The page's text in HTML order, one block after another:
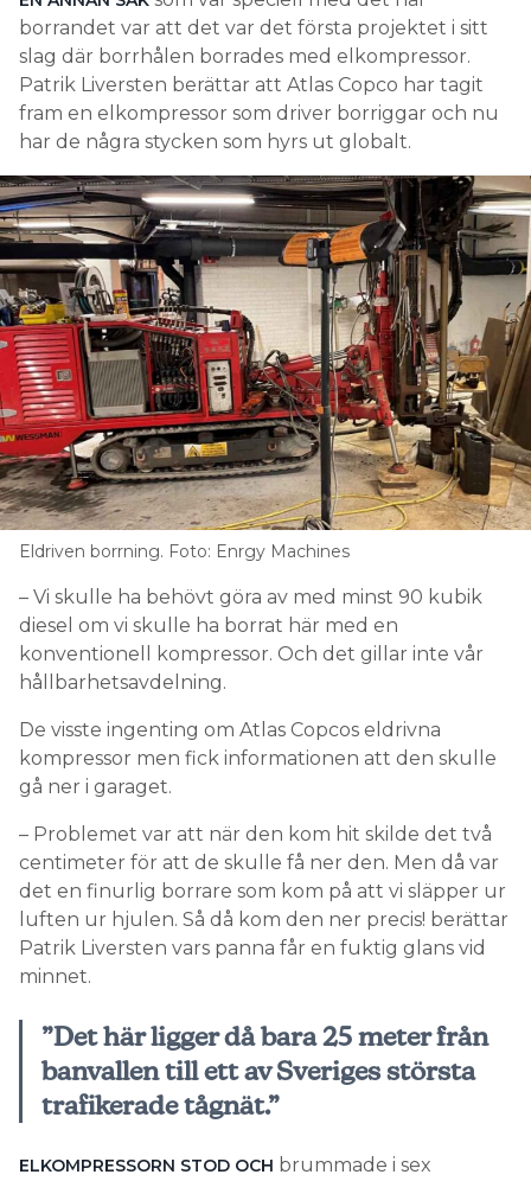
borrandet var att det var det första projektet i sitt
slag där borrhålen borrades med elkompressor.
Patrik Liversten berättar att Atlas Copco har tagit
fram en elkompressor som driver borriggar och nu
har de några stycken som hyrs ut globalt.
Eldriven borrning. Foto: Enrgy Machines
– Vi skulle ha behövt göra av med minst 90 kubik
diesel om vi skulle ha borrat här med en
konventionell kompressor. Och det gillar inte vår
hållbarhetsavdelning.
De visste ingenting om Atlas Copcos eldrivna
kompressor men fick informationen att den skulle
gå ner i garaget.
– Problemet var att när den kom hit skilde det två
centimeter för att de skulle få ner den. Men då var
det en finurlig borrare som kom på att vi släpper ur
luften ur hjulen. Så då kom den ner precis! berättar
Patrik Liversten vars panna får en fuktig glans vid
minnet.
”Det här ligger då bara 25 meter från
banvallen till ett av Sveriges största
trafikerade tågnät.”
ELKOMPRESSORN STOD OCH brummade i sex